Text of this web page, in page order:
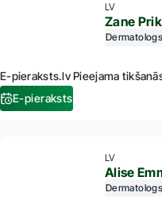
LV
Zane
Dermatologs
E-pieraksts.lv Pieejama
E-pieraksts
LV
Alise
Dermatologs